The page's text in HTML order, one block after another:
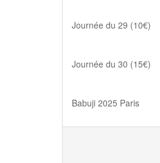
Journée du 29 (10€)
Journée du 30 (15€)
Babuji 2025 Paris